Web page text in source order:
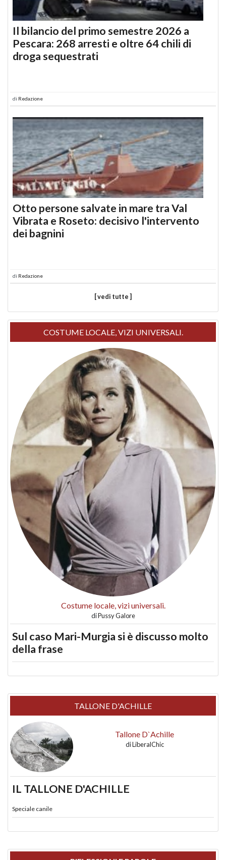
Il bilancio del primo semestre 2026 a
Pescara: 268 arresti e oltre 64 chili di
droga sequestrati
di Redazione
Otto persone salvate in mare tra Val
Vibrata e Roseto: decisivo l'intervento
dei bagnini
di Redazione
[ vedi tutte ]
COSTUME LOCALE, VIZI UNIVERSALI.
Costume locale, vizi universali.
diPussy Galore
Sul caso Mari-Murgia si è discusso molto
della frase
TALLONE D'ACHILLE
Tallone D`Achille
diLiberalChic
IL TALLONE D'ACHILLE
Speciale canile